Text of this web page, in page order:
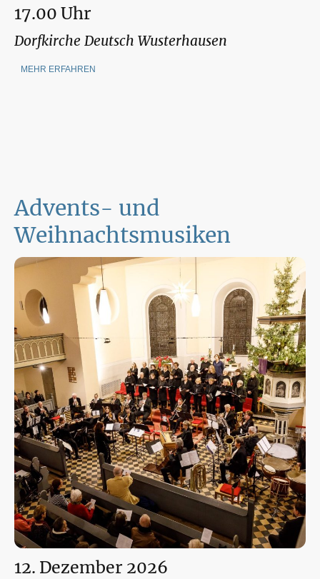
17.00 Uhr
Dorfkirche Deutsch Wusterhausen
MEHR ERFAHREN
Advents- und
Weihnachtsmusiken
12. Dezember 2026